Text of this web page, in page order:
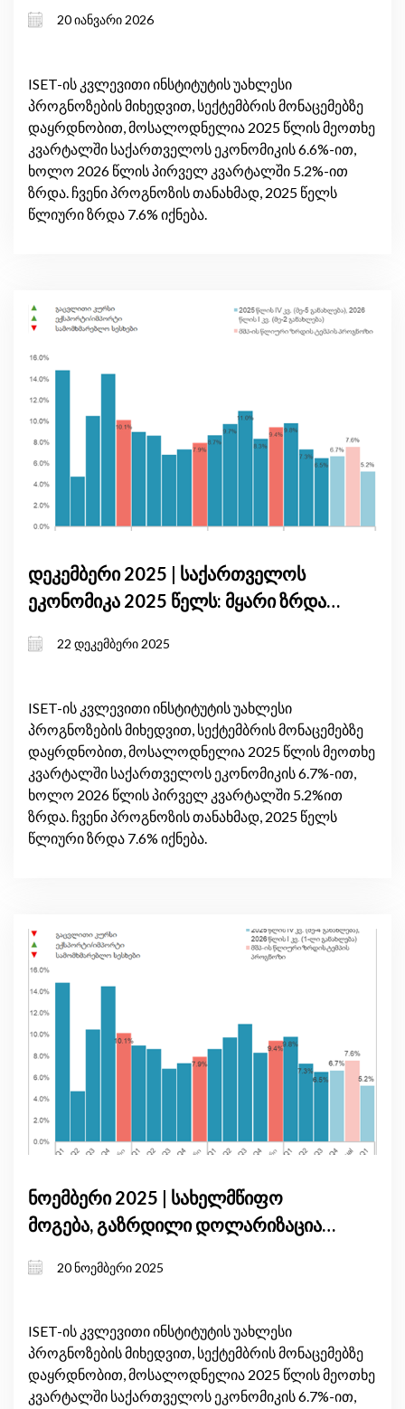
პროგნოზის განახლება, იანვარი
20 იანვარი 2026
ISET-ის კვლევითი ინსტიტუტის უახლესი
პროგნოზების მიხედვით, სექტემბრის მონაცემებზე
დაყრდნობით, მოსალოდნელია 2025 წლის მეოთხე
კვარტალში საქართველოს ეკონომიკის 6.6%-ით,
ხოლო 2026 წლის პირველ კვარტალში 5.2%-ით
ზრდა. ჩვენი პროგნოზის თანახმად, 2025 წელს
წლიური ზრდა 7.6% იქნება.
დეკემბერი 2025 | საქართველოს
ეკონომიკა 2025 წელს: მყარი ზრდა,
რისკები
22 დეკემბერი 2025
ISET-ის კვლევითი ინსტიტუტის უახლესი
პროგნოზების მიხედვით, სექტემბრის მონაცემებზე
დაყრდნობით, მოსალოდნელია 2025 წლის მეოთხე
კვარტალში საქართველოს ეკონომიკის 6.7%-ით,
ხოლო 2026 წლის პირველ კვარტალში 5.2%ით
ზრდა. ჩვენი პროგნოზის თანახმად, 2025 წელს
წლიური ზრდა 7.6% იქნება.
ნოემბერი 2025 | სახელმწიფო
მოგება, გაზრდილი დოლარიზაცია
განსაზღვრავს საქართველოს
20 ნოემბერი 2025
ISET-ის კვლევითი ინსტიტუტის უახლესი
პროგნოზების მიხედვით, სექტემბრის მონაცემებზე
დაყრდნობით, მოსალოდნელია 2025 წლის მეოთხე
კვარტალში საქართველოს ეკონომიკის 6.7%-ით,